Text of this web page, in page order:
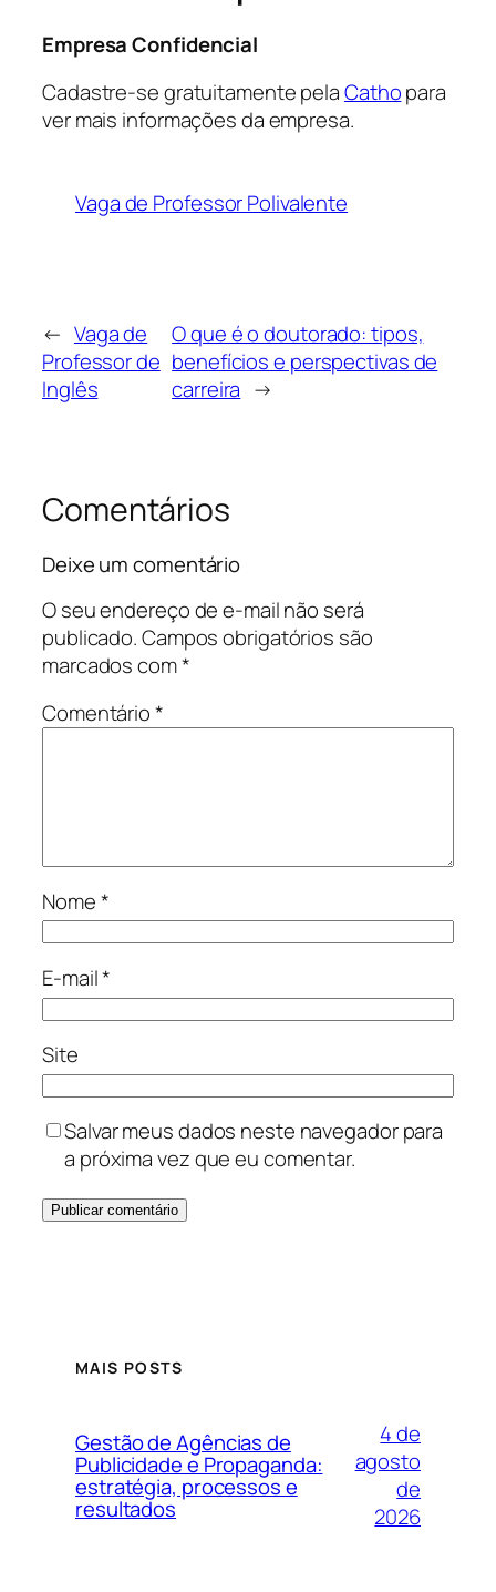
Empresa Confidencial
Cadastre-se gratuitamente pelaCathopara
ver mais informações da empresa.
Vaga de Professor Polivalente
← Vaga de
Professor de
Inglês
O que é o doutorado: tipos,
benefícios e perspectivas de
carreira →
Comentários
Deixe um comentário
O seu endereço de e-mail não será
publicado.Campos obrigatórios são
marcados com*
Comentário*
Nome*
E-mail*
Site
Salvar meus dados neste navegador para
a próxima vez que eu comentar.
MAIS POSTS
Gestão de Agências de
Publicidade e Propaganda:
estratégia, processos e
resultados
4 de
agosto
de
2026